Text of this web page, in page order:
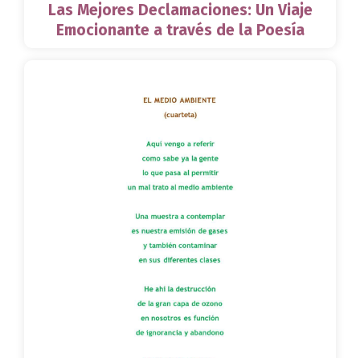
Las Mejores Declamaciones: Un Viaje
Emocionante a través de la Poesía